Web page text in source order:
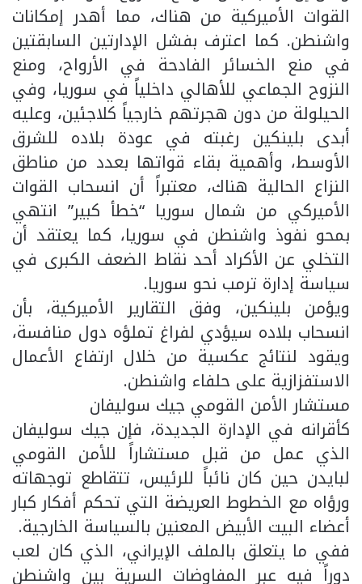
القوات الأميركية من هناك، مما أهدر إمكانات
واشنطن. كما اعترف بفشل الإدارتين السابقتين
في منع الخسائر الفادحة في الأرواح، ومنع
النزوح الجماعي للأهالي داخلياً في سوريا، وفي
الحيلولة من دون هجرتهم خارجياً كلاجئين، وعليه
أبدى بلينكين رغبته في عودة بلاده للشرق
الأوسط، وأهمية بقاء قواتها بعدد من مناطق
النزاع الحالية هناك، معتبراً أن انسحاب القوات
الأميركي من شمال سوريا “خطأ كبير” انتهي
بمحو نفوذ واشنطن في سوريا، كما يعتقد أن
التخلي عن الأكراد أحد نقاط الضعف الكبرى في
سياسة إدارة ترمب نحو سوريا.
ويؤمن بلينكين، وفق التقارير الأميركية، بأن
انسحاب بلاده سيؤدي لفراغ تملؤه دول منافسة،
ويقود لنتائج عكسية من خلال ارتفاع الأعمال
الاستفزازية على حلفاء واشنطن.
مستشار الأمن القومي جيك سوليفان
كأقرانه في الإدارة الجديدة، فإن جيك سوليفان
الذي عمل من قبل مستشاراً للأمن القومي
لبايدن حين كان نائباً للرئيس، تتقاطع توجهاته
ورؤاه مع الخطوط العريضة التي تحكم أفكار كبار
أعضاء البيت الأبيض المعنين بالسياسة الخارجية.
ففي ما يتعلق بالملف الإيراني، الذي كان لعب
دوراً فيه عبر المفاوضات السرية بين واشنطن